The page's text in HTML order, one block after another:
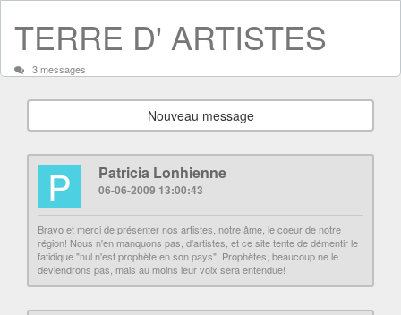
TERRE D' ARTISTES
3 messages
Nouveau message
P Patricia Lonhienne
06-06-2009 13:00:43
Bravo et merci de présenter nos artistes, notre âme, le coeur de notre
région! Nous n'en manquons pas, d'artistes, et ce site tente de démentir le
fatidique "nul n'est prophète en son pays". Prophètes, beaucoup ne le
deviendrons pas, mais au moins leur voix sera entendue!